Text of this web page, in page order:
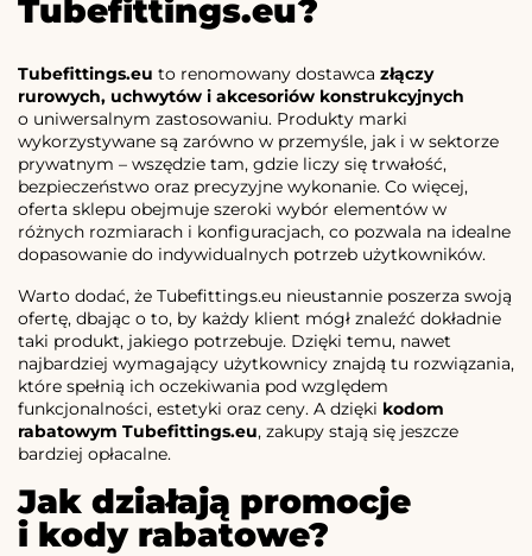
Tubefittings.eu?
Tubefittings.eu to renomowany dostawca złączy
rurowych, uchwytów i akcesoriów konstrukcyjnych
o uniwersalnym zastosowaniu. Produkty marki
wykorzystywane są zarówno w przemyśle, jak i w sektorze
prywatnym – wszędzie tam, gdzie liczy się trwałość,
bezpieczeństwo oraz precyzyjne wykonanie. Co więcej,
oferta sklepu obejmuje szeroki wybór elementów w
różnych rozmiarach i konfiguracjach, co pozwala na idealne
dopasowanie do indywidualnych potrzeb użytkowników.
Warto dodać, że Tubefittings.eu nieustannie poszerza swoją
ofertę, dbając o to, by każdy klient mógł znaleźć dokładnie
taki produkt, jakiego potrzebuje. Dzięki temu, nawet
najbardziej wymagający użytkownicy znajdą tu rozwiązania,
które spełnią ich oczekiwania pod względem
funkcjonalności, estetyki oraz ceny. A dzięki kodom
rabatowym Tubefittings.eu, zakupy stają się jeszcze
bardziej opłacalne.
Jak działają promocje
i kody rabatowe?